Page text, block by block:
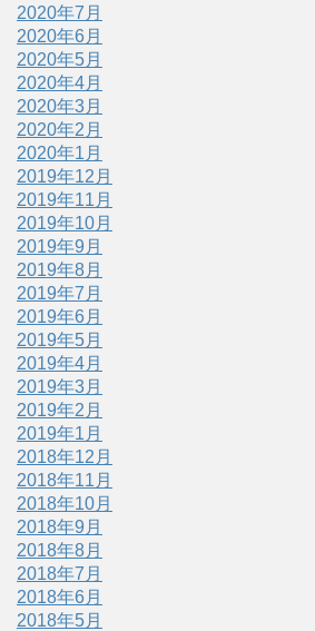
2020年7月
2020年6月
2020年5月
2020年4月
2020年3月
2020年2月
2020年1月
2019年12月
2019年11月
2019年10月
2019年9月
2019年8月
2019年7月
2019年6月
2019年5月
2019年4月
2019年3月
2019年2月
2019年1月
2018年12月
2018年11月
2018年10月
2018年9月
2018年8月
2018年7月
2018年6月
2018年5月